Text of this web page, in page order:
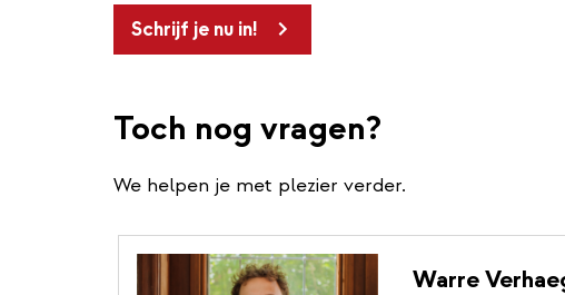
Schrijf je nu in!
Toch nog vragen?
We helpen je met plezier verder.
Warre